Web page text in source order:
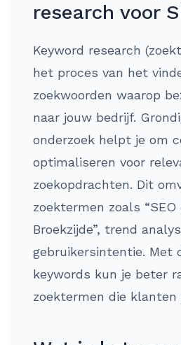
research voor
Keyword research
het proces van het
zoekwoorden waarop
naar jouw bedrijf.
onderzoek helpt je om
optimaliseren voor
zoekopdrachten. Dit
zoektermen zoals
Broekzijde”, trend
gebruikersintentie. Met
keywords kun je beter
zoektermen die klanten